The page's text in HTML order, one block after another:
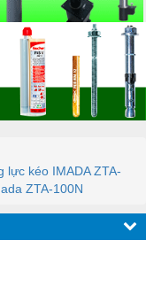
lực kéo IMADA ZTA-
ZTA-100N